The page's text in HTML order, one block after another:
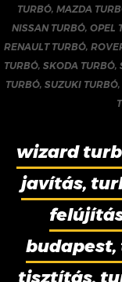
TURBÓ, MAZDA
NISSAN TURBÓ, OPEL
RENAULT TURBÓ,
TURBÓ, SKODA TURBÓ,
TURBÓ,SUZUKI TURBÓ,
wizard
javítás,